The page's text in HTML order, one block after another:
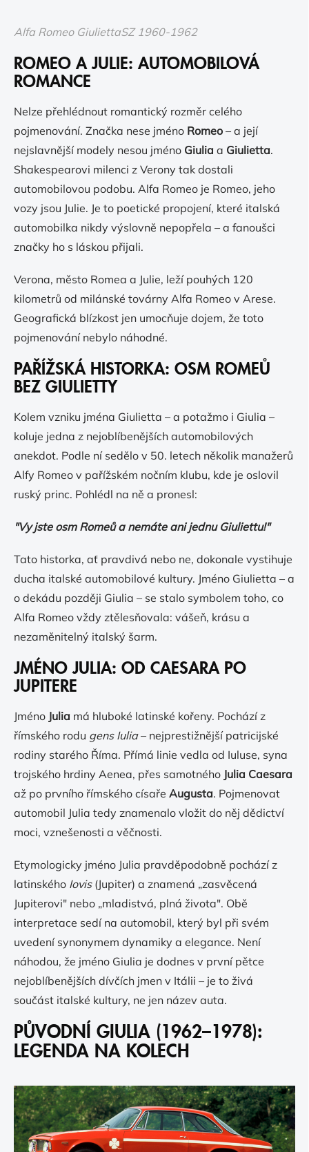
Alfa Romeo GiuliettaSZ 1960-1962
ROMEO A JULIE: AUTOMOBILOVÁ
ROMANCE
Nelze přehlédnout romantický rozměr celého
pojmenování. Značka nese jméno Romeo – a její
nejslavnější modely nesou jméno Giulia a Giulietta.
Shakespearovi milenci z Verony tak dostali
automobilovou podobu. Alfa Romeo je Romeo, jeho
vozy jsou Julie. Je to poetické propojení, které italská
automobilka nikdy výslovně nepopřela – a fanoušci
značky ho s láskou přijali.
Verona, město Romea a Julie, leží pouhých 120
kilometrů od milánské továrny Alfa Romeo v Arese.
Geografická blízkost jen umocňuje dojem, že toto
pojmenování nebylo náhodné.
PAŘÍŽSKÁ HISTORKA: OSM ROMEŮ
BEZ GIULIETTY
Kolem vzniku jména Giulietta – a potažmo i Giulia –
koluje jedna z nejoblíbenějších automobilových
anekdot. Podle ní sedělo v 50. letech několik manažerů
Alfy Romeo v pařížském nočním klubu, kde je oslovil
ruský princ. Pohlédl na ně a pronesl:
"Vy jste osm Romeů a nemáte ani jednu Giuliettu!"
Tato historka, ať pravdivá nebo ne, dokonale vystihuje
ducha italské automobilové kultury. Jméno Giulietta – a
o dekádu později Giulia – se stalo symbolem toho, co
Alfa Romeo vždy ztělesňovala: vášeň, krásu a
nezaměnitelný italský šarm.
JMÉNO JULIA: OD CAESARA PO
JUPITERE
Jméno Julia má hluboké latinské kořeny. Pochází z
římského rodu gens Iulia– nejprestižnější patricijské
rodiny starého Říma. Přímá linie vedla od Iuluse, syna
trojského hrdiny Aenea, přes samotného Julia Caesara
až po prvního římského císaře Augusta. Pojmenovat
automobil Julia tedy znamenalo vložit do něj dědictví
moci, vznešenosti a věčnosti.
Etymologicky jméno Julia pravděpodobně pochází z
latinského Iovis(Jupiter) a znamená „zasvěcená
Jupiterovi" nebo „mladistvá, plná života". Obě
interpretace sedí na automobil, který byl při svém
uvedení synonymem dynamiky a elegance. Není
náhodou, že jméno Giulia je dodnes v první pětce
nejoblíbenějších dívčích jmen v Itálii – je to živá
součást italské kultury, ne jen název auta.
PŮVODNÍ GIULIA (1962–1978):
LEGENDA NA KOLECH